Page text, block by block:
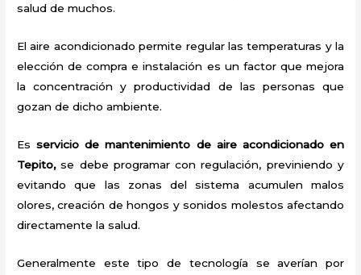
salud de muchos.
El aire acondicionado permite regular las temperaturas y la
elección de compra e instalación es un factor que mejora
la concentración y productividad de las personas que
gozan de dicho ambiente.
Esservicio de mantenimiento de aire acondicionado en
Tepito,se debe programar con regulación, previniendo y
evitando que las zonas del sistema acumulen malos
olores, creación de hongos y sonidos molestos afectando
directamente la salud.
Generalmente este tipo de tecnología se averían por